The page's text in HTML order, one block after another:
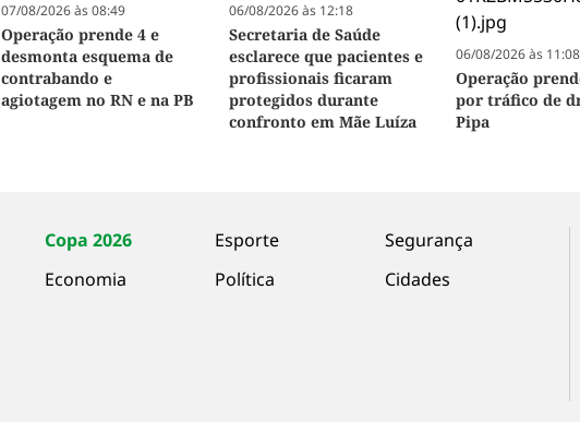
07/08/2026 às 08:49
Operação prende 4 e
desmonta esquema de
contrabando e
agiotagem no RN e na PB
06/08/2026 às 12:18
Secretaria de Saúde
esclarece que pacientes e
profissionais ficaram
protegidos durante
confronto em Mãe Luíza
06/08/2026 às 11:08
Operação
por tráfico de
Pipa
Copa 2026
Economia
Esporte
Política
Segurança
Cidades